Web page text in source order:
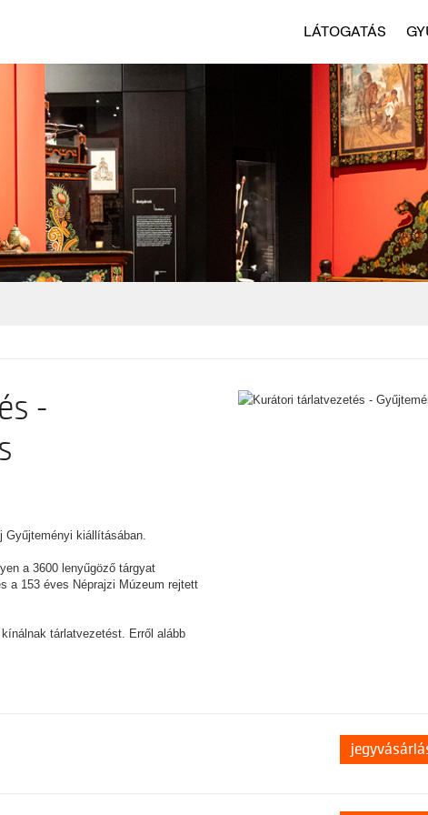
LÁTOGATÁS
-
Gyűjteményi kiállításában.
a 3600 lenyűgöző tárgyat
a 153 éves Néprajzi Múzeum rejtett
tárlatvezetést. Erről alább